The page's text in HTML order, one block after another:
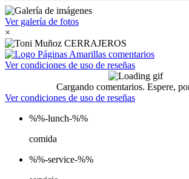
Ver galería de fotos
×
Ver condiciones de uso de reseñas
Cargando comentarios. Espere,
Ver condiciones de uso de reseñas
%%-lunch-%%
comida
%%-service-%%